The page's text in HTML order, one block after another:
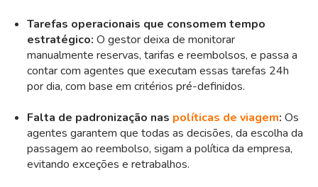
Tarefas operacionais que consomem tempo
estratégico: O gestor deixa de monitorar
manualmente reservas, tarifas e reembolsos, e passa a
contar com agentes que executam essas tarefas 24h
por dia, com base em critérios pré-definidos.
Falta de padronização nas políticas de viagem: Os
agentes garantem que todas as decisões, da escolha da
passagem ao reembolso, sigam a política da empresa,
evitando exceções e retrabalhos.